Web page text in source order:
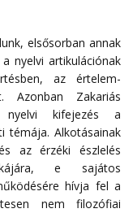
elsősorban annak
nyelvi artikulációnak
az értelem-
Azonban Zakariás
nyelvi kifejezés a
témája. Alkotásainak
az érzéki észlelés
e sajátos
hívja fel a
nem filozófiai